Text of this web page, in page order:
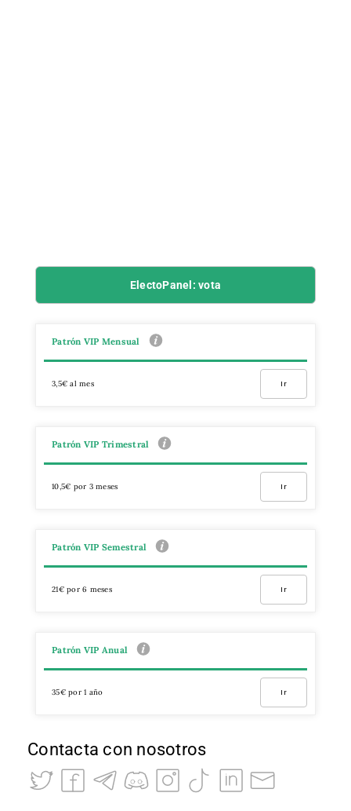
ElectoPanel: vota
Patrón VIP Mensual
3,5€ al mes Ir
Patrón VIP Trimestral
10,5€ por 3 meses Ir
Patrón VIP Semestral
21€ por 6 meses Ir
Patrón VIP Anual
35€ por 1 año Ir
Contacta con nosotros